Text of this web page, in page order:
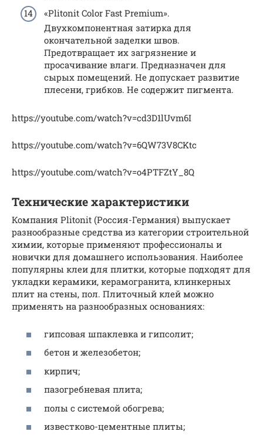
«Plitonit Color Fast Premium».
Двухкомпонентная затирка для
окончательной заделки швов.
Предотвращает их загрязнение и
просачивание влаги. Предназначен для
сырых помещений. Не допускает развитие
плесени, грибков. Не содержит пигмента.
https://youtube.com/watch?v=cd3D1lUvm6I
https://youtube.com/watch?v=6QW73V8CKtc
https://youtube.com/watch?v=o4PTFZtY_8Q
Технические характеристики
Компания Plitonit (Россия-Германия) выпускает
разнообразные средства из категории строительной
химии, которые применяют профессионалы и
новички для домашнего использования. Наиболее
популярны клеи для плитки, которые подходят для
укладки керамики, керамогранита, клинкерных
плит на стены, пол. Плиточный клей можно
применять на разнообразных основаниях:
гипсовая шпаклевка и гипсолит;
бетон и железобетон;
кирпич;
пазогребневая плита;
полы с системой обогрева;
известково-цементные плиты;